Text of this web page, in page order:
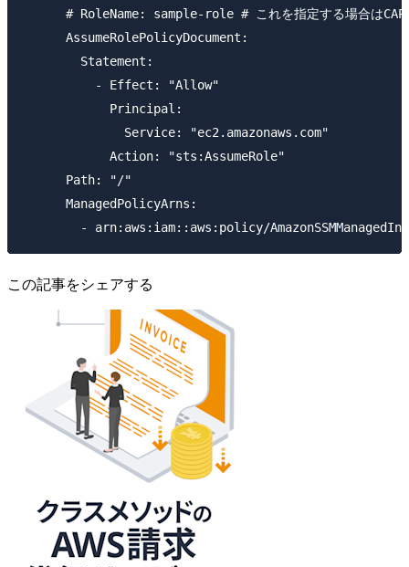
# RoleName: sample-role # これを指定する場合は
      AssumeRolePolicyDocument:
        Statement:
          - Effect: "Allow"
            Principal:
              Service: "ec2.amazonaws.com"
            Action: "sts:AssumeRole"
      Path: "/"
      ManagedPolicyArns:
この記事をシェアする